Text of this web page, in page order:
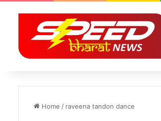
Home / raveena tandon dance